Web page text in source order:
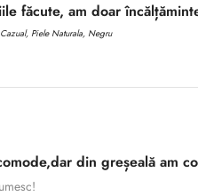
făcute, am doar
Piele Naturala, Negru
din greșeală am